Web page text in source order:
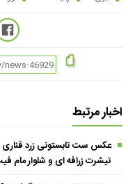
اخبار مرتبط
عکس ست تابستونی زرد قناری
تیشرت زرافه ای و شلوار مام فیت 12 میلیونیش